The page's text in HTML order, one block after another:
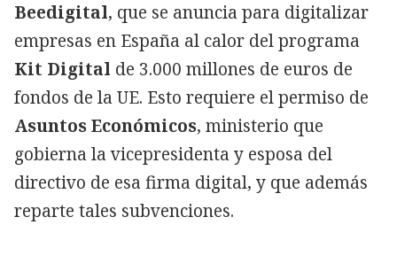
Beedigital, que se anuncia para digitalizar
empresas en España al calor del programa
Kit Digital de 3.000 millones de euros de
fondos de la UE. Esto requiere el permiso de
Asuntos Económicos, ministerio que
gobierna la vicepresidenta y esposa del
directivo de esa firma digital, y que además
reparte tales subvenciones.